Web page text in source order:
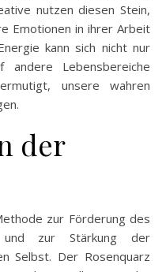
nutzen diesen Stein,
Emotionen in ihrer Arbeit
kann sich nicht nur
Lebensbereiche
unsere wahren
der
zur Förderung des
und zur Stärkung der
Selbst. Der Rosenquarz